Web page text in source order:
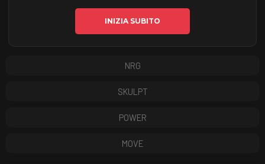
NRG
SKULPT
POWER
MOVE
INIZIA SUBITO